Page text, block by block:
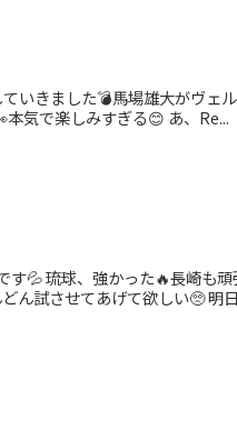
いきました💣馬場雄大がヴ
気で楽しみすぎる😊 あ、Re...
す💦 琉球、強かった🔥長崎
ん試させてあげて欲しい🥺 明